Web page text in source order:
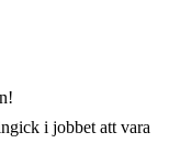
i jobbet att vara